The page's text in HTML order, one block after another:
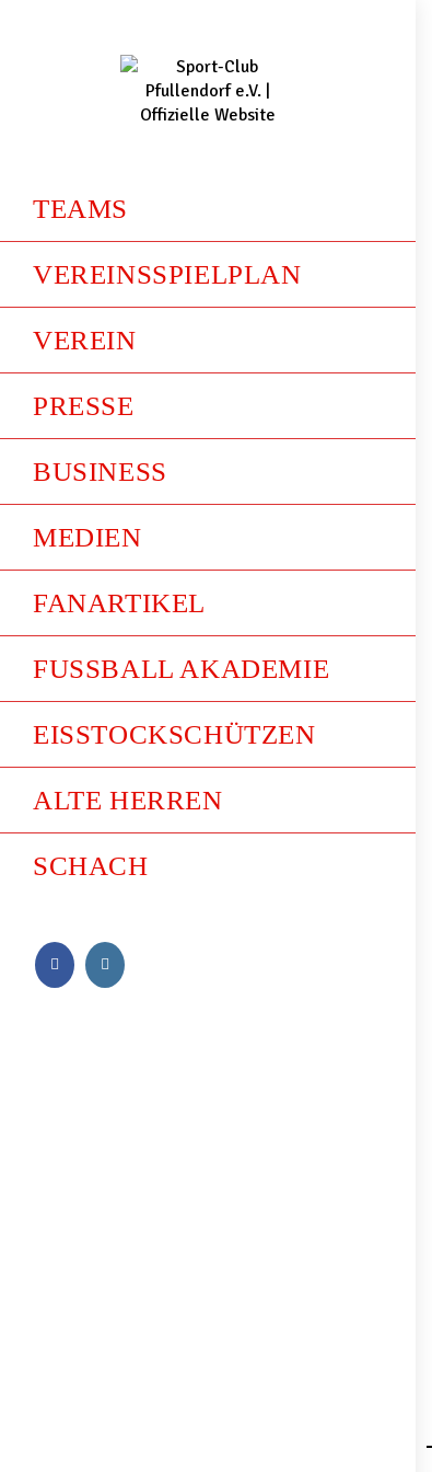
TEAMS
VEREINSSPIELPLAN
VEREIN
PRESSE
BUSINESS
MEDIEN
FANARTIKEL
FUSSBALL AKADEMIE
EISSTOCKSCHÜTZEN
ALTE HERREN
SCHACH